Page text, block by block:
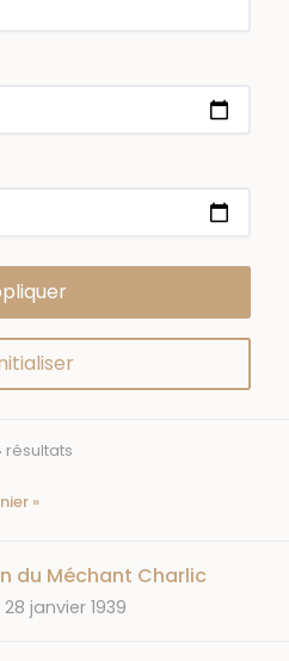
résultats
»
du Méchant Charlic
DATE
28 janvier 1939